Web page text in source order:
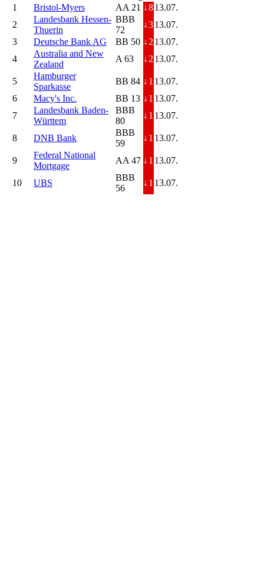
1
Bristol-Myers AA 21 ↓813.07.
2
Landesbank Hessen-
Thuerin
BBB
72
↓313.07.
3
Deutsche Bank AG BB 50 ↓ 2 13.07.
4
Australia and New
Zealand
A 63 ↓ 2 13.07.
5
Hamburger
Sparkasse
BB 84 ↓ 1 13.07.
6
Macy's Inc. BB 13 ↓ 1 13.07.
7
Landesbank Baden-
Württem
BBB
80
↓ 1 13.07.
8 DNB Bank
BBB
59
↓ 1 13.07.
9
Federal National
Mortgage
AA 47 ↓ 1 13.07.
10 UBS
BBB
56
↓ 1 13.07.